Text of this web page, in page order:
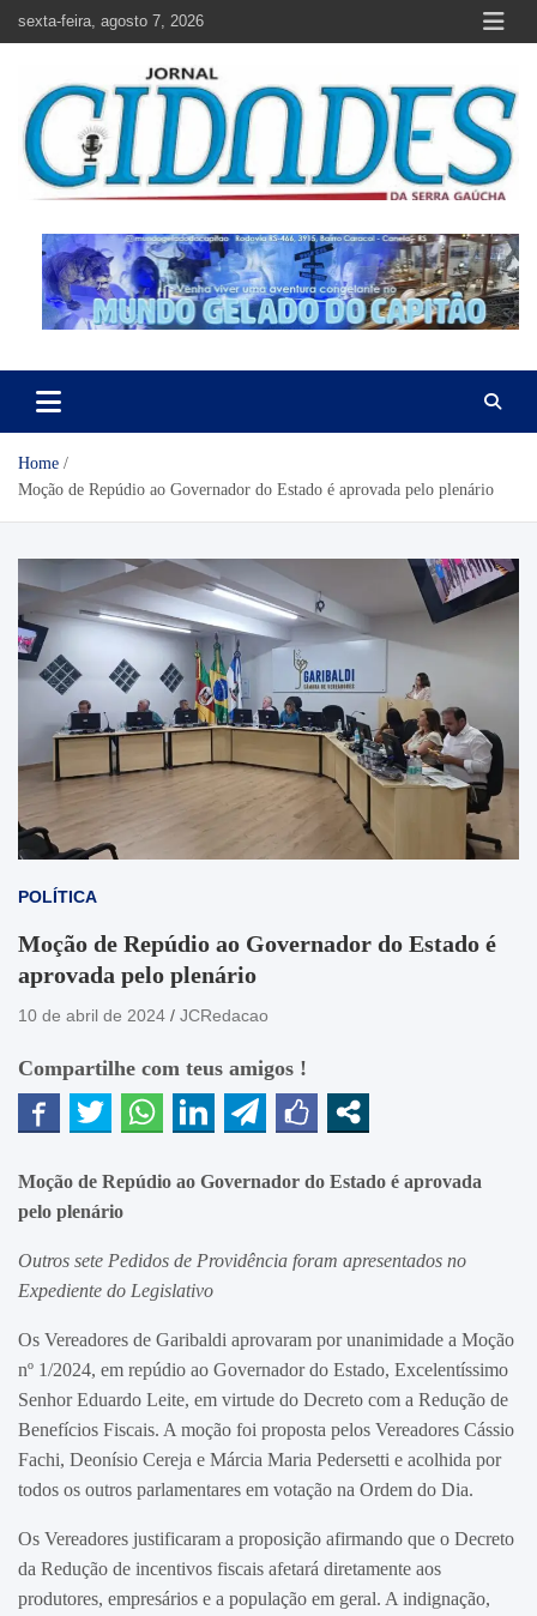
sexta-feira, agosto 7, 2026
Jornal Cidades da Serra Gaúcha
Home
Moção de Repúdio ao Governador do Estado é aprovada pelo plenário
POLÍTICA
Moção de Repúdio ao Governador do Estado é
aprovada pelo plenário
10 de abril de 2024 JCRedacao
Compartilhe com teus amigos !
Moção de Repúdio ao Governador do Estado é aprovada
pelo plenário
Outros sete Pedidos de Providência foram apresentados no
Expediente do Legislativo
Os Vereadores de Garibaldi aprovaram por unanimidade a Moção
nº 1/2024, em repúdio ao Governador do Estado, Excelentíssimo
Senhor Eduardo Leite, em virtude do Decreto com a Redução de
Benefícios Fiscais. A moção foi proposta pelos Vereadores Cássio
Fachi, Deonísio Cereja e Márcia Maria Pedersetti e acolhida por
todos os outros parlamentares em votação na Ordem do Dia.
Os Vereadores justificaram a proposição afirmando que o Decreto
da Redução de incentivos fiscais afetará diretamente aos
produtores, empresários e a população em geral. A indignação,